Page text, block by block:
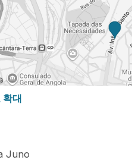
확대
Juno